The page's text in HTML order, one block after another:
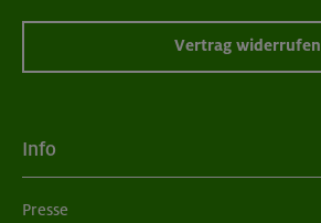
Vertrag widerrufen
Info
Presse